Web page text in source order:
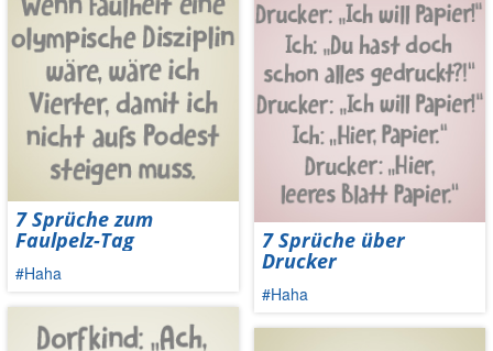
7 Sprüche zum
Faulpelz-Tag
#Haha
7 Sprüche über
Drucker
#Haha